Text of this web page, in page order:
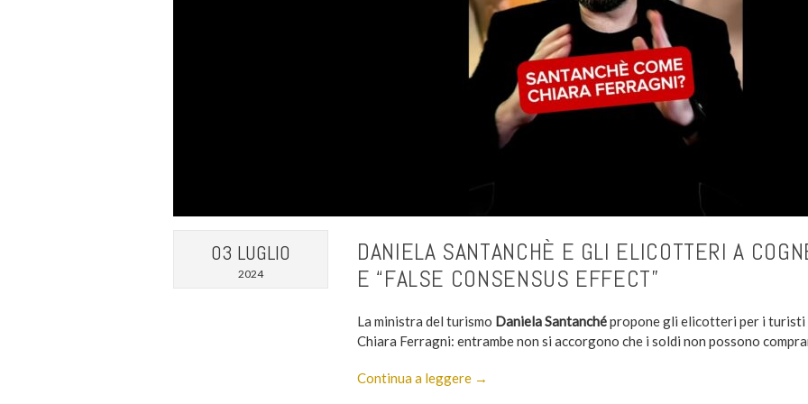
03 LUGLIO
2024
DANIELA SANTANCHÈ E GLI ELICOTTERI A
E “FALSE CONSENSUS EFFECT”
La ministra del turismo Daniela Santanchépropone gli elicotteri per i turisti
Chiara Ferragni: entrambe non si accorgono che i soldi non possono
Continua a leggere →